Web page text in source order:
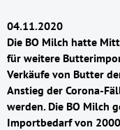
04.11.2020
Die BO Milch hatte
für weitere
Verkäufe von Butter
Anstieg der Corona-
werden. Die BO Milch
Importbedarf von